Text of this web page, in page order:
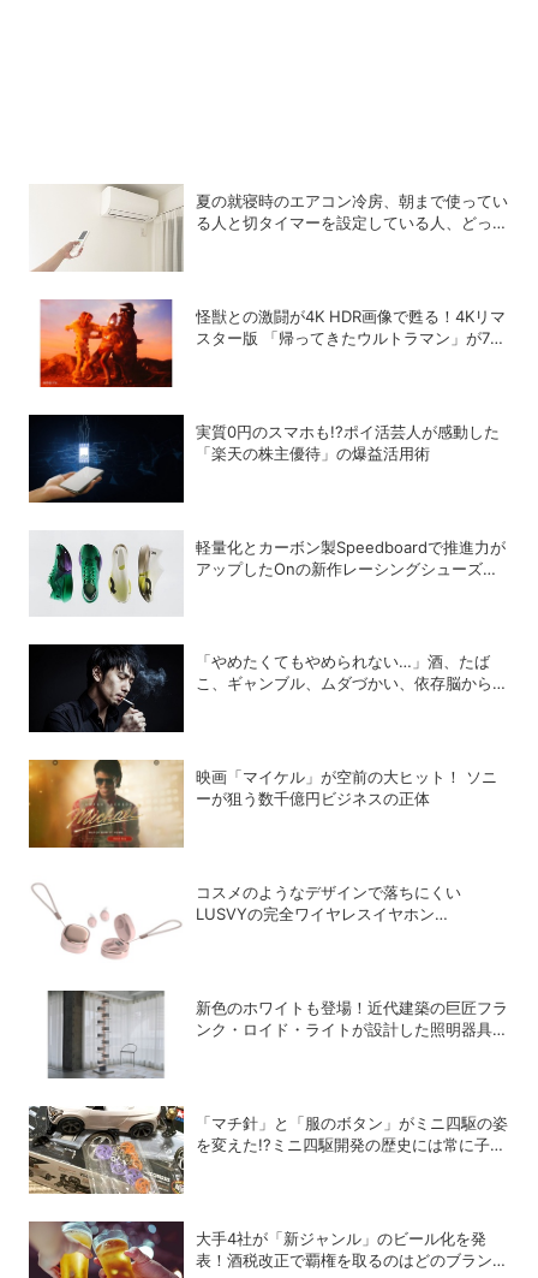
夏の就寝時のエアコン冷房、朝まで使ってい
る人と切タイマーを設定している人、どっち
怪獣との激闘が4K HDR画像で甦る！4Kリマ
スター版 「帰ってきたウルトラマン」が7月
実質0円のスマホも!?ポイ活芸人が感動した
「楽天の株主優待」の爆益活用術
軽量化とカーボン製Speedboardで推進力が
アップしたOnの新作レーシングシューズ
「やめたくてもやめられない…」酒、たば
こ、ギャンブル、ムダづかい、依存脳から脱
映画「マイケル」が空前の大ヒット！ ソニ
ーが狙う数千億円ビジネスの正体
コスメのようなデザインで落ちにくい
LUSVYの完全ワイヤレスイヤホン
新色のホワイトも登場！近代建築の巨匠フラ
ンク・ロイド・ライトが設計した照明器具の
「マチ針」と「服のボタン」がミニ四駆の姿
を変えた!?ミニ四駆開発の歴史には常に子ど
大手4社が「新ジャンル」のビール化を発
表！酒税改正で覇権を取るのはどのブランド